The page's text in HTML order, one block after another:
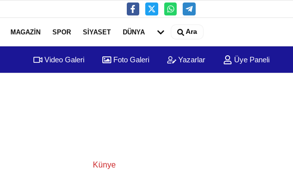
MAGAZİN SPOR SİYASET DÜNYA Ara
Video Galeri Foto Galeri Yazarlar Üye Paneli
Künye